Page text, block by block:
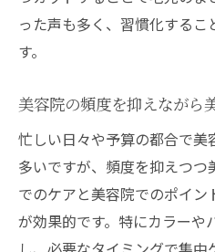
った声も多く、習慣化する
す。
美容院の頻度を抑えながら
忙しい日々や予算の都合で美
多いですが、頻度を抑えつ
でのケアと美容院でのポイン
が効果的です。特にカラーや